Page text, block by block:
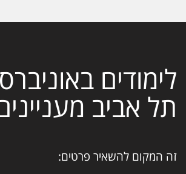
לימודים
תל אביב
זה המקום להשאיר פרטים: